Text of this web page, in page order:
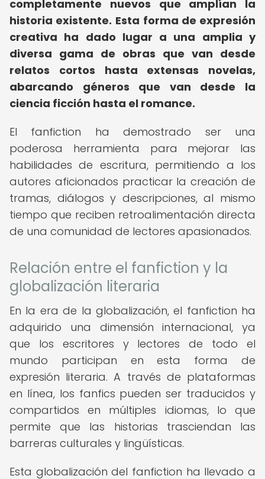
completamente nuevos que amplían la
historia existente. Esta forma de expresión
creativa ha dado lugar a una amplia y
diversa gama de obras que van desde
relatos cortos hasta extensas novelas,
abarcando géneros que van desde la
ciencia ficción hasta el romance.
El fanfiction ha demostrado ser una
poderosa herramienta para mejorar las
habilidades de escritura, permitiendo a los
autores aficionados practicar la creación de
tramas, diálogos y descripciones, al mismo
tiempo que reciben retroalimentación directa
de una comunidad de lectores apasionados.
Relación entre el fanfiction y la
globalización literaria
En la era de la globalización, el fanfiction ha
adquirido una dimensión internacional, ya
que los escritores y lectores de todo el
mundo participan en esta forma de
expresión literaria. A través de plataformas
en línea, los fanfics pueden ser traducidos y
compartidos en múltiples idiomas, lo que
permite que las historias trasciendan las
barreras culturales y lingüísticas.
Esta globalización del fanfiction ha llevado a